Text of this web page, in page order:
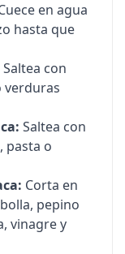
en agua
hasta que
Saltea con
verduras
Saltea con
pasta o
Corta en
pepino
vinagre y